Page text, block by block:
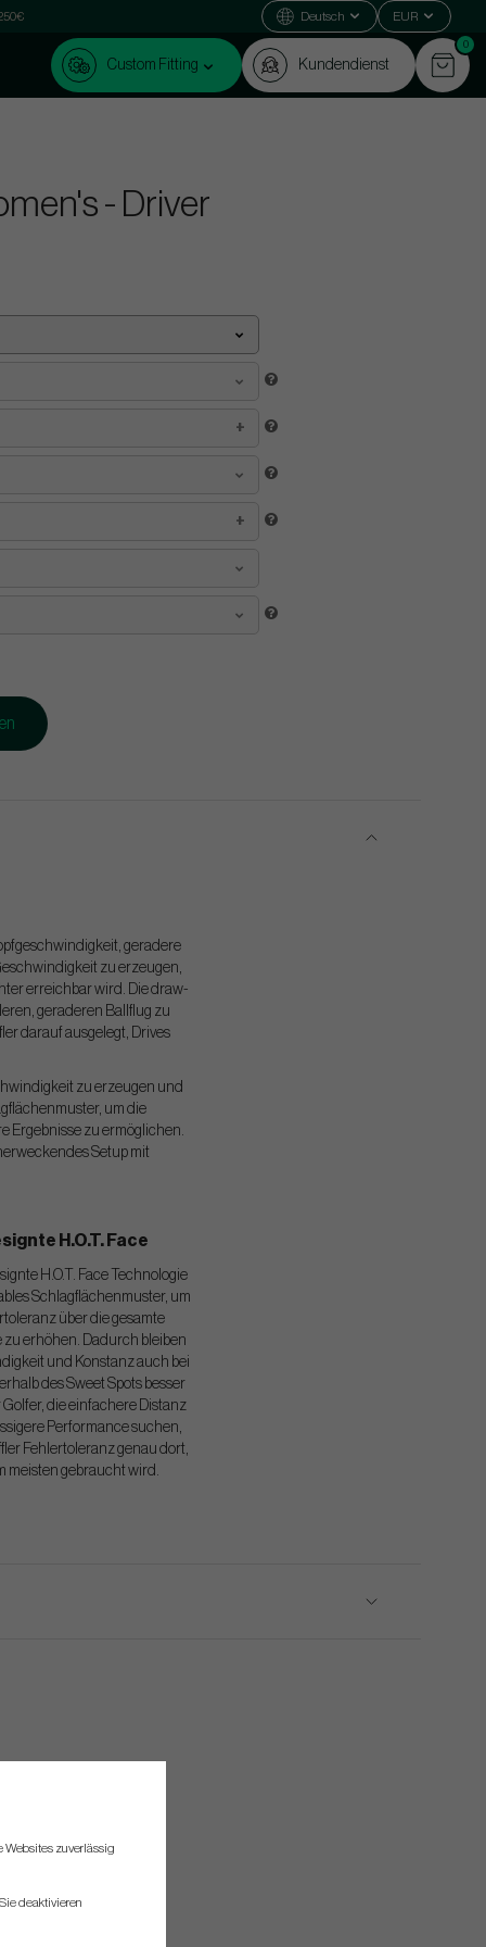
Deutsch EUR
Custom Fitting Kundendienst
0
- Driver
geradere
zu erzeugen,
erreichbar wird. Die draw-
geraderen Ballflug zu
darauf ausgelegt, Drives
zu erzeugen und
um die
Ergebnisse zu ermöglichen.
Setup mit
H.O.T. Face
H.O.T. Face Technologie
Schlagflächenmuster, um
über die gesamte
zu erhöhen. Dadurch bleiben
und Konstanz auch bei
des Sweet Spots besser
die einfachere Distanz
Performance suchen,
Fehlertoleranz genau dort,
meisten gebraucht wird.
Websites zuverlässig
deaktivieren